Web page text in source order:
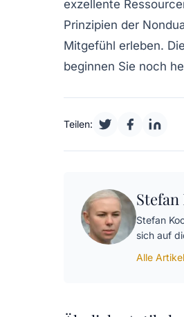
exzellente
Prinzipien der
Mitgefühl erleben.
beginnen Sie noch
Teilen:
Stefan
Stefan
sich auf
Alle